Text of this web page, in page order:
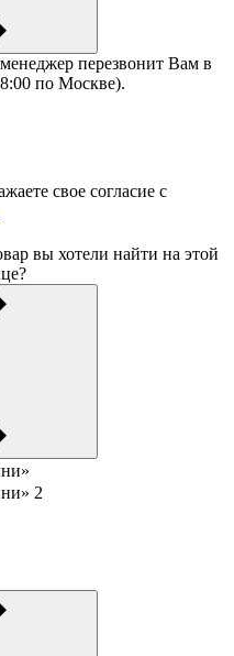
перезвонит Вам в
по Москве).
свое согласие с
вы хотели найти на этой
2